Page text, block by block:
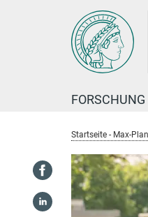
FORSCHUNG
Startseite - Max-